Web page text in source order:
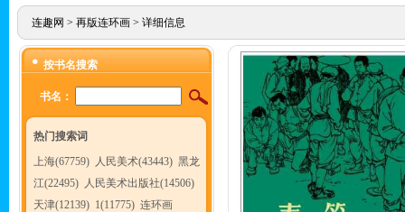
连趣网 > 再版连环画> 详细信息
按书名搜索
书名：
热门搜索词
上海(67759) 人民美术(43443) 黑龙
江(22495) 人民美术出版社(14506)
天津(12139) 1(11775) 连环画